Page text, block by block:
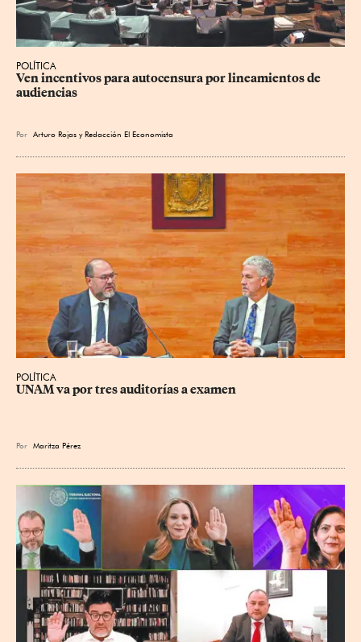
POLÍTICA
Ven incentivos para autocensura por lineamientos de
audiencias
Por Arturo Rojas yRedacción El Economista
POLÍTICA
UNAM va por tres auditorías a examen
Por Maritza Pérez